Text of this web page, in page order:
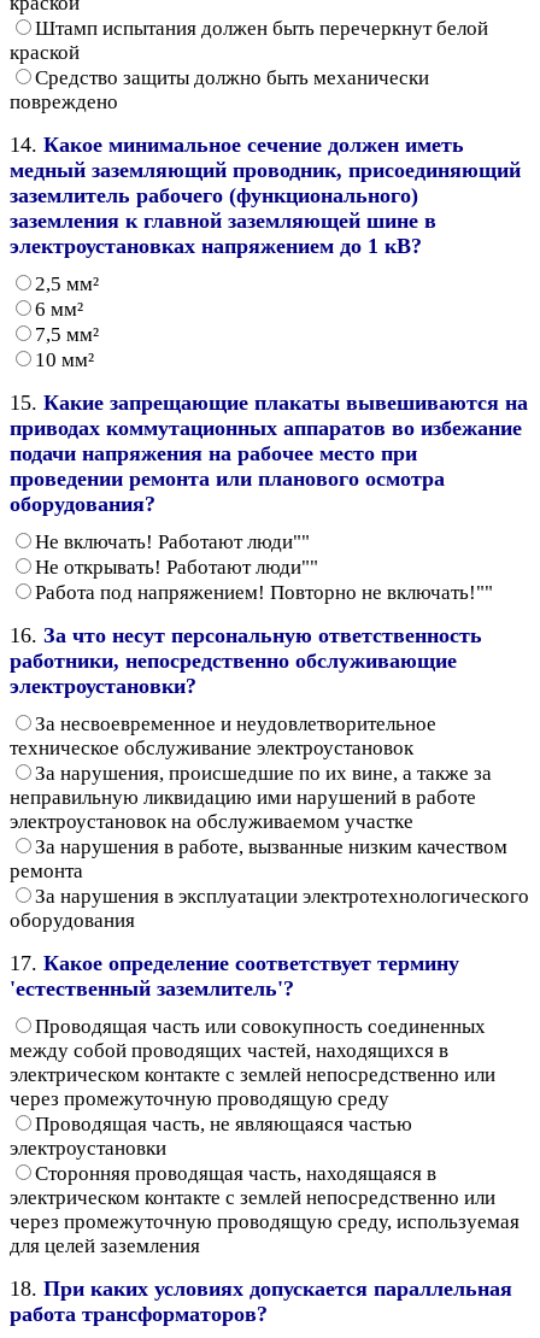
Штамп испытания должен быть перечеркнут белой
краской
Средство защиты должно быть механически
повреждено
14. Какое минимальное сечение должен иметь
медный заземляющий проводник, присоединяющий
заземлитель рабочего (функционального)
заземления к главной заземляющей шине в
электроустановках напряжением до 1 кВ?
2,5 мм²
6 мм²
7,5 мм²
10 мм²
15. Какие запрещающие плакаты вывешиваются на
приводах коммутационных аппаратов во избежание
подачи напряжения на рабочее место при
проведении ремонта или планового осмотра
оборудования?
Не включать! Работают люди""
Не открывать! Работают люди""
Работа под напряжением! Повторно не включать!""
16. За что несут персональную ответственность
работники, непосредственно обслуживающие
электроустановки?
За несвоевременное и неудовлетворительное
техническое обслуживание электроустановок
За нарушения, происшедшие по их вине, а также за
неправильную ликвидацию ими нарушений в работе
электроустановок на обслуживаемом участке
За нарушения в работе, вызванные низким качеством
ремонта
За нарушения в эксплуатации электротехнологического
оборудования
17. Какое определение соответствует термину
'естественный заземлитель'?
Проводящая часть или совокупность соединенных
между собой проводящих частей, находящихся в
электрическом контакте с землей непосредственно или
через промежуточную проводящую среду
Проводящая часть, не являющаяся частью
электроустановки
Сторонняя проводящая часть, находящаяся в
электрическом контакте с землей непосредственно или
через промежуточную проводящую среду, используемая
для целей заземления
18. При каких условиях допускается параллельная
работа трансформаторов?